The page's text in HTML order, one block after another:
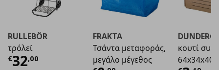
RULLEBÖR
τρόλεϊ
€32,00
Τρέχουσα τιμή€ 32,00
FRAKTA
Τσάντα μεταφοράς,
μεγάλο μέγεθος
κουτί
64x34x40